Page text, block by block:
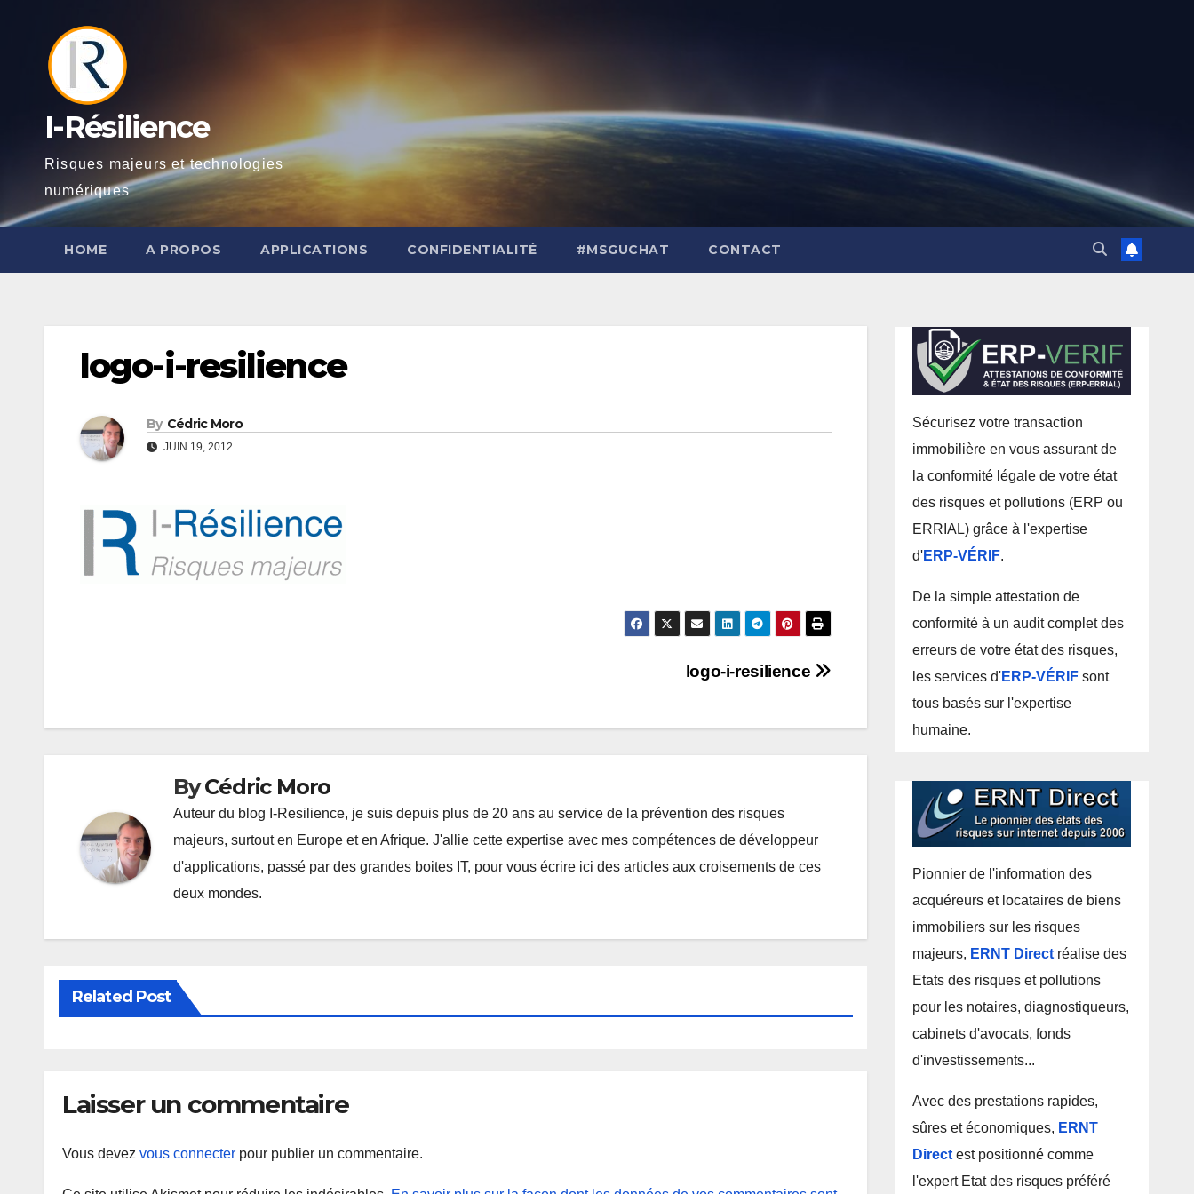
I-Résilience
Risques majeurs et technologies
numériques
HOME A PROPOS APPLICATIONS CONFIDENTIALITÉ #MSGUCHAT CONTACT
logo-i-resilience
By Cédric Moro
JUIN 19, 2012
logo-i-resilience
ByCédric Moro
Auteur du blog I-Resilience, je suis depuis plus de 20 ans au service de la prévention des risques
majeurs, surtout en Europe et en Afrique. J'allie cette expertise avec mes compétences de développeur
d'applications, passé par des grandes boites IT, pour vous écrire ici des articles aux croisements de ces
deux mondes.
Related Post
Laisser un commentaire
Vous devez vous connecter pour publier un commentaire.
Sécurisez votre transaction
immobilière en vous assurant de
la conformité légale de votre état
des risques et pollutions (ERP ou
ERRIAL) grâce à l'expertise
d'ERP-VÉRIF.
De la simple attestation de
conformité à un audit complet des
erreurs de votre état des risques,
les services d'ERP-VÉRIFsont
tous basés sur l'expertise
humaine.
Pionnier de l'information des
acquéreurs et locataires de biens
immobiliers sur les risques
majeurs, ERNT Directréalise des
Etats des risques et pollutions
pour les notaires, diagnostiqueurs,
cabinets d'avocats, fonds
d'investissements...
Avec des prestations rapides,
sûres et économiques, ERNT
Directest positionné comme
l'expert Etat des risques préféré